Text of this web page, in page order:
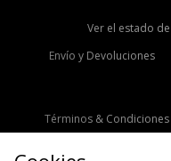
Ver el estado
Envío y Devoluciones
Términos & Condiciones